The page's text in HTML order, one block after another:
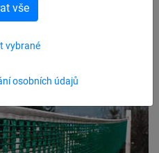
osobních údajů
vybrané
vše